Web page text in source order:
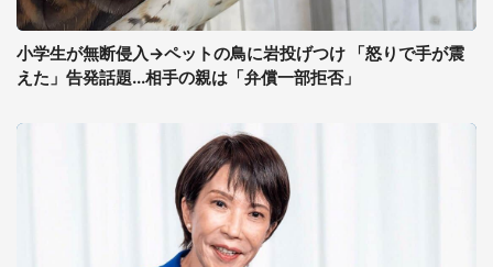
小学生が無断侵入→ペットの鳥に岩投げつけ 「怒りで手が震
えた」告発話題...相手の親は「弁償一部拒否」